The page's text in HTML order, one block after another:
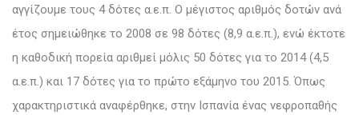
αγγίζουμε τους 4 δότες α.ε.π. Ο μέγιστος αριθμός δοτών ανά
έτος σημειώθηκε το 2008 σε 98 δότες (8,9 α.ε.π.), ενώ έκτοτε
η καθοδική πορεία αριθμεί μόλις 50 δότες για το 2014 (4,5
α.ε.π.) και 17 δότες για το πρώτο εξάμηνο του 2015. Όπως
χαρακτηριστικά αναφέρθηκε, στην Ισπανία ένας νεφροπαθής